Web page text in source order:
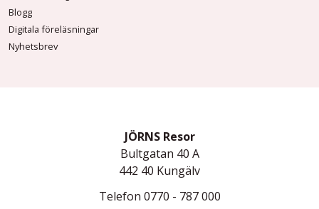
Blogg
Digitala föreläsningar
Nyhetsbrev
JÖRNS Resor
Bultgatan 40 A
442 40 Kungälv
Telefon 0770 - 787 000